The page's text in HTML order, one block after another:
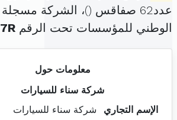
عدد62 صفاقس (
)، الشركة
الوطني للمؤسسات تحت الرقم
معلومات حول
شركة سناء للسيارات
الإسم التجاري
شركة سناء للسيارات